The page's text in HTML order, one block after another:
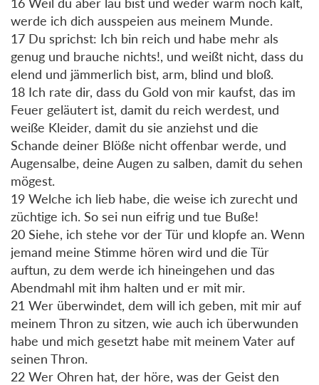
werde ich dich ausspeien aus meinem Munde.
17 Du sprichst: Ich bin reich und habe mehr als
genug und brauche nichts!, und weißt nicht, dass du
elend und jämmerlich bist, arm, blind und bloß.
18 Ich rate dir, dass du Gold von mir kaufst, das im
Feuer geläutert ist, damit du reich werdest, und
weiße Kleider, damit du sie anziehst und die
Schande deiner Blöße nicht offenbar werde, und
Augensalbe, deine Augen zu salben, damit du sehen
mögest.
19 Welche ich lieb habe, die weise ich zurecht und
züchtige ich. So sei nun eifrig und tue Buße!
20 Siehe, ich stehe vor der Tür und klopfe an. Wenn
jemand meine Stimme hören wird und die Tür
auftun, zu dem werde ich hineingehen und das
Abendmahl mit ihm halten und er mit mir.
21 Wer überwindet, dem will ich geben, mit mir auf
meinem Thron zu sitzen, wie auch ich überwunden
habe und mich gesetzt habe mit meinem Vater auf
seinen Thron.
22 Wer Ohren hat, der höre, was der Geist den